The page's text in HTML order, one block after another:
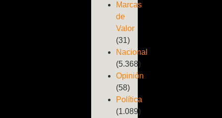
Marcas
de
Valor
(31)
Nacional
(5.368)
Opinión
(58)
Política
(1.089)